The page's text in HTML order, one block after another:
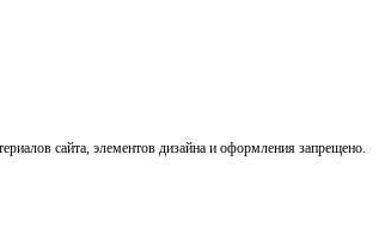
сайта, элементов дизайна и оформления запрещено.